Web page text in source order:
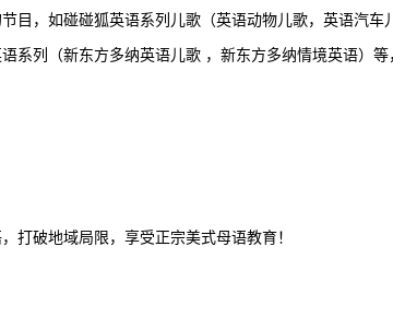
目，如碰碰狐英语系列儿歌（英语动物儿歌，英语汽车
系列（新东方多纳英语儿歌 ，新东方多纳情境英语）
打破地域局限，享受正宗美式母语教育！